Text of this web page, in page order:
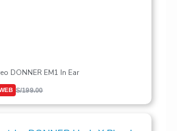
DONNER EM1 In Ear
S/199.00